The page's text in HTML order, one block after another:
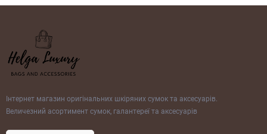
Інтернет магазин оригінальних шкіряних сумок та аксесуарів.
Величезний асортимент сумок, галантереї та аксесуарів